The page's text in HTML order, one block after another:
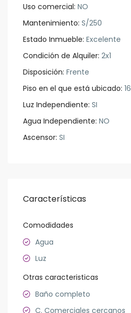
Uso comercial: NO
Mantenimiento: S/250
Estado Inmueble: Excelente
Condición de Alquiler: 2x1
Disposición: Frente
Piso en el que está ubicado: 16
Luz Independiente: SI
Agua Independiente: NO
Ascensor: SI
Características
Comodidades
Agua
Luz
Otras caracteristicas
Baño completo
C. Comerciales cercanos